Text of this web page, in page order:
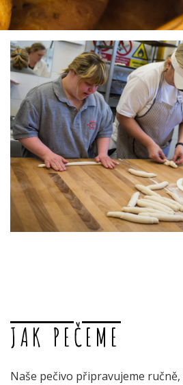
JAK PEČEME
Naše pečivo připravujeme